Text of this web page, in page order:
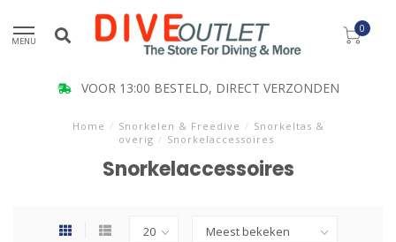
MENU
0
VOOR 13:00 BESTELD, DIRECT VERZONDEN
Home / Snorkelen & Freedive / Snorkeltas &
overig / Snorkelaccessoires
Snorkelaccessoires